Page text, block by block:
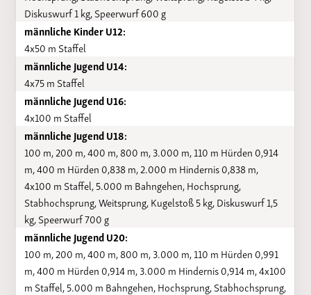
Diskuswurf 1 kg, Speerwurf 600 g
männliche Kinder U12:
4x50 m Staffel
männliche Jugend U14:
4x75 m Staffel
männliche Jugend U16:
4x100 m Staffel
männliche Jugend U18:
100 m, 200 m, 400 m, 800 m, 3.000 m, 110 m Hürden 0,914
m, 400 m Hürden 0,838 m, 2.000 m Hindernis 0,838 m,
4x100 m Staffel, 5.000 m Bahngehen, Hochsprung,
Stabhochsprung, Weitsprung, Kugelstoß 5 kg, Diskuswurf 1,5
kg, Speerwurf 700 g
männliche Jugend U20:
100 m, 200 m, 400 m, 800 m, 3.000 m, 110 m Hürden 0,991
m, 400 m Hürden 0,914 m, 3.000 m Hindernis 0,914 m, 4x100
m Staffel, 5.000 m Bahngehen, Hochsprung, Stabhochsprung,